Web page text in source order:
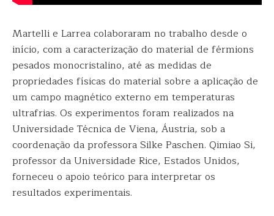
Martelli e Larrea colaboraram no trabalho desde o
início, com a caracterização do material de férmions
pesados monocristalino, até as medidas de
propriedades físicas do material sobre a aplicação de
um campo magnético externo em temperaturas
ultrafrias. Os experimentos foram realizados na
Universidade Técnica de Viena, Áustria, sob a
coordenação da professora Silke Paschen. Qimiao Si,
professor da Universidade Rice, Estados Unidos,
forneceu o apoio teórico para interpretar os
resultados experimentais.